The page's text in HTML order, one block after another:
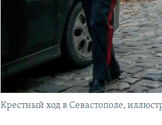
Крестный ход в Севастополе,